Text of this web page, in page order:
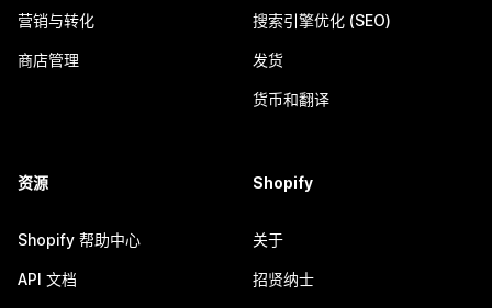
营销与转化
商店管理
搜索引擎优化 (SEO)
发货
货币和翻译
资源
Shopify 帮助中心
API 文档
Shopify
关于
招贤纳士